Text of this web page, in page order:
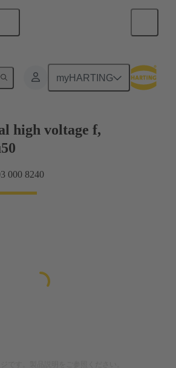
myHARTING
クタとケーブルアセンブリ
high voltage f,
000 8240